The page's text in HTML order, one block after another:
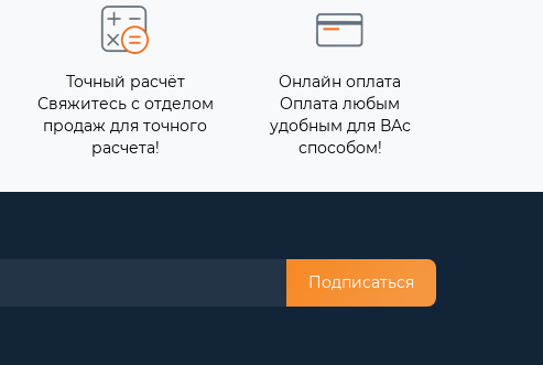
Точный расчёт
Свяжитесь с отделом
продаж для точного
расчета!
Онлайн оплата
Оплата любым
удобным для ВАс
способом!
Подписаться